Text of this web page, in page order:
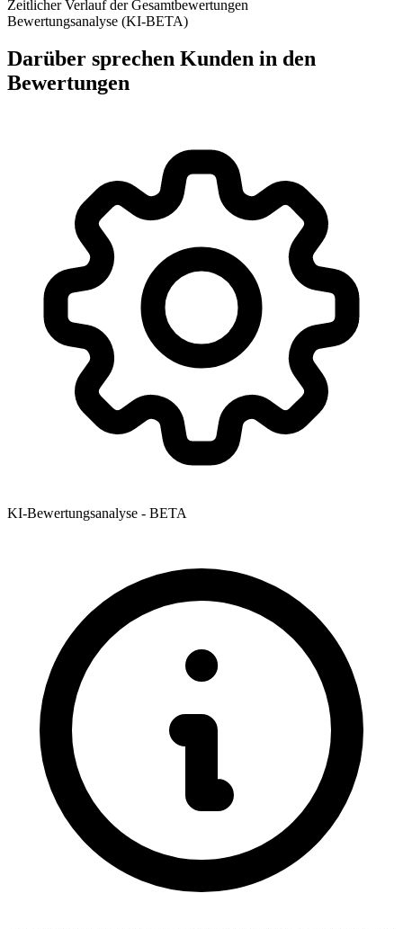
Zeitlicher Verlauf der Gesamtbewertungen
Bewertungsanalyse (KI-BETA)
Darüber sprechen Kunden in den
Bewertungen
KI-Bewertungsanalyse - BETA